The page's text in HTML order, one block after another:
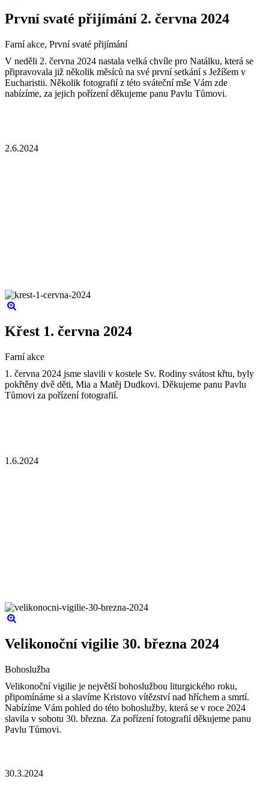
První svaté přijímání 2. června 2024
Farní akce, První svaté přijímání
V neděli 2. června 2024 nastala velká chvíle pro Natálku, která se
připravovala již několik měsíců na své první setkání s Ježíšem v
Eucharistii. Několik fotografií z této sváteční mše Vám zde
nabízíme, za jejich pořízení děkujeme panu Pavlu Tůmovi.
2.6.2024
Křest 1. června 2024
Farní akce
1. června 2024 jsme slavili v kostele Sv. Rodiny svátost křtu, byly
pokřtěny dvě děti, Mia a Matěj Dudkovi. Děkujeme panu Pavlu
Tůmovi za pořízení fotografií.
1.6.2024
Velikonoční vigilie 30. března 2024
Bohoslužba
Velikonoční vigilie je největší bohoslužbou liturgického roku,
připomínáme si a slavíme Kristovo vítězství nad hříchem a smrtí.
Nabízíme Vám pohled do této bohoslužby, která se v roce 2024
slavila v sobotu 30. března. Za pořízení fotografií děkujeme panu
Pavlu Tůmovi.
30.3.2024